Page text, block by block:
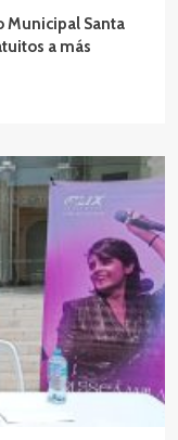
Municipal Santa
a más